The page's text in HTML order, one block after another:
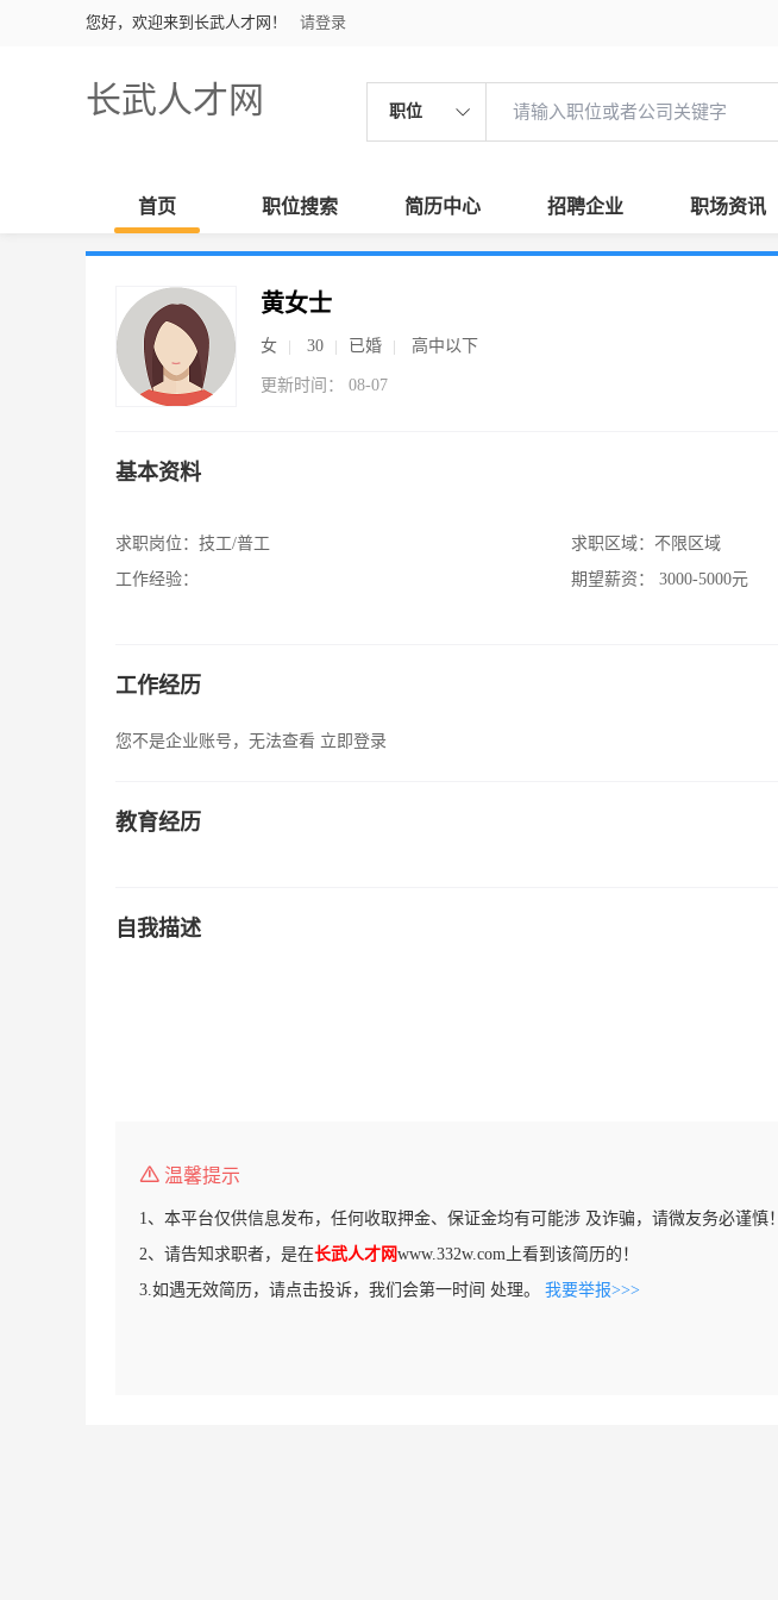
您好，欢迎来到长武人才网！ 请登录
长武人才网 职位
首页 职位搜索 简历中心 招聘企业 职场资讯
黄女士
女 30 已婚 高中以下
更新时间： 08-07
基本资料
求职岗位： 技工/普工
工作经验：
求职区域： 不限区域
期望薪资：
3000-5000元
工作经历
您不是企业账号，无法查看 立即登录
教育经历
自我描述
温馨提示
1、本平台仅供信息发布，任何收取押金、保证金均有可能涉 及诈骗，请微友务必谨慎！
2、请告知求职者，是在长武人才网www.332w.com上看到该简历的！
3.如遇无效简历，请点击投诉，我们会第一时间 处理。 我要举报>>>